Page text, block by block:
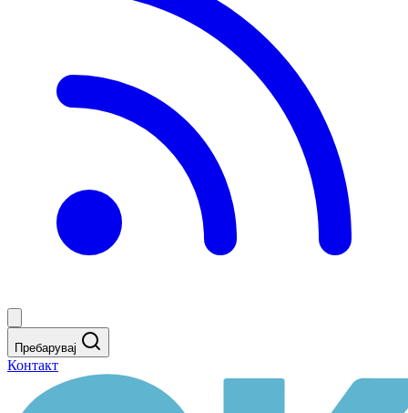
Пребарувај
Контакт